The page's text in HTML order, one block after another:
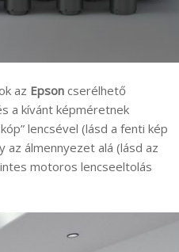
az Epson cserélhető
a kívánt képméretnek
lencsével (lásd a fenti kép
álmennyezet alá (lásd az
motoros lencseeltolás